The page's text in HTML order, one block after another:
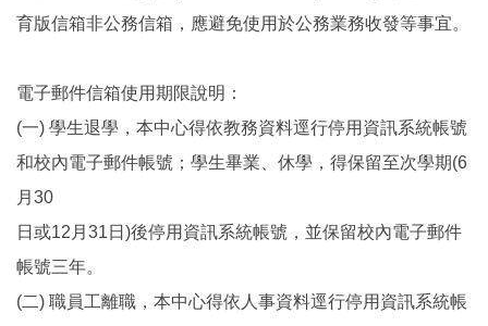
育版信箱非公務信箱，應避免使用於公務業務收發等事宜。
電子郵件信箱使用期限說明：
(一) 學生退學，本中心得依教務資料逕行停用資訊系統帳號
和校內電子郵件帳號；學生畢業、休學，得保留至次學期(6
月30
日或12月31日)後停用資訊系統帳號，並保留校內電子郵件
帳號三年。
(二) 職員工離職，本中心得依人事資料逕行停用資訊系統帳